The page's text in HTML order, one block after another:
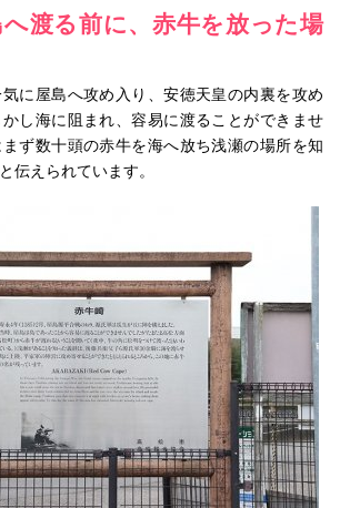
渡る前に、赤牛を放った場
に屋島へ攻め入り、安徳天皇の内裏を攻め
し海に阻まれ、容易に渡ることができませ
ず数十頭の赤牛を海へ放ち浅瀬の場所を知
伝えられています。